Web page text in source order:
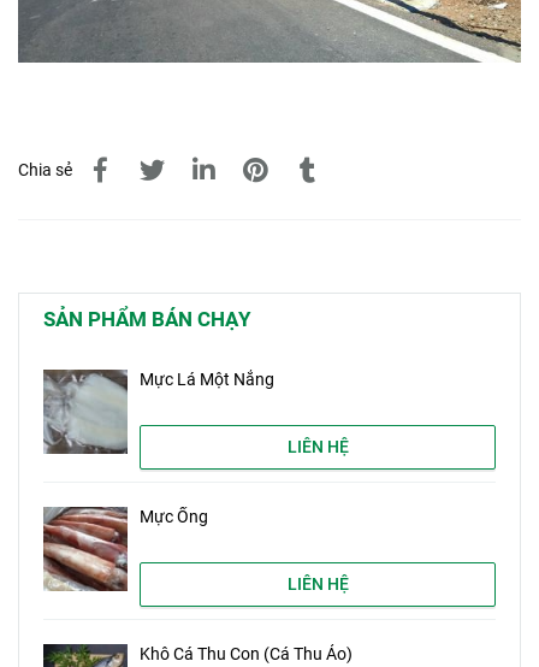
Chia sẻ
SẢN PHẨM BÁN CHẠY
Mực Lá Một Nắng
LIÊN HỆ
Mực Ống
LIÊN HỆ
Khô Cá Thu Con (Cá Thu Ảo)